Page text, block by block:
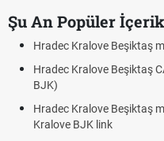
Şu An Popüler
Hradec Kralove Beşiktaş
Hradec Kralove Beşiktaş
BJK)
Hradec Kralove Beşiktaş
Kralove BJK link